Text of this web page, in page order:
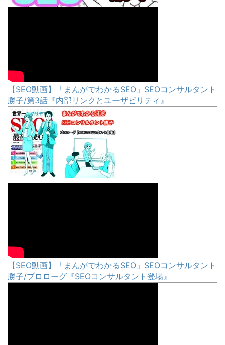
【SEO動画】「まんがでわかるSEO」SEOコンサルタント
勝子/第3話『内部リンクとユーザビリティ』
【SEO動画】「まんがでわかるSEO」SEOコンサルタント
勝子/プロローグ『SEOコンサルタント登場』